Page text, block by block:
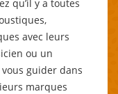
qu’il y a toutes
avec leurs
ou un
guider dans
marques